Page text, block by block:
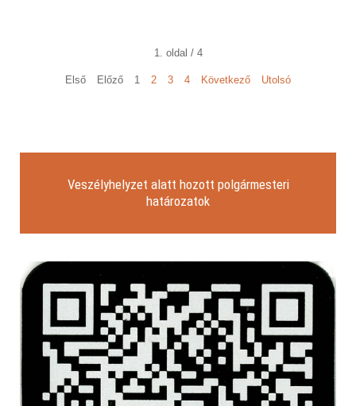
1. oldal / 4
Első Előző 1 2 3 4 Következő Utolsó
Veszélyhelyzet alatt hozott polgármesteri
határozatok